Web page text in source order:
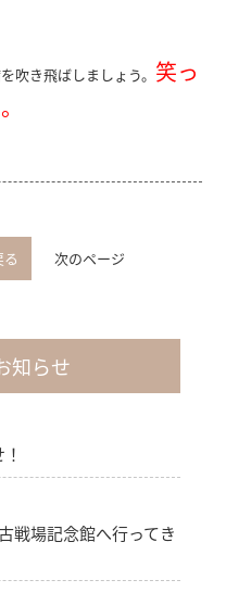
吹き飛ばしましょう。 笑っ
次のページ
知らせ
場記念館へ行ってき